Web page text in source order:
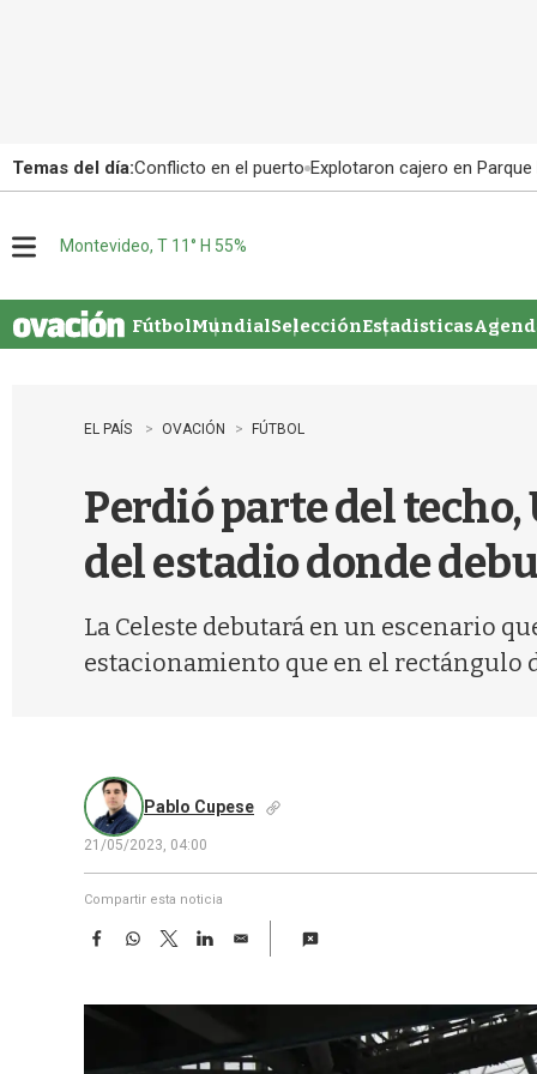
Temas del día:Conflicto en el puerto Explotaron cajero en
u
Montevideo, T 11° H 55%
FútbolMundialSelecciónEstadisticas
EL PAÍS OVACIÓN FÚTBOL
Perdió parte del
del estadio donde
La Celeste debutará en un escenario
estacionamiento que en el rectángulo
Pablo Cupese
21/05/2023, 04:00
Compartir esta noticia
F
e
W
t
T
w
t
L
k
E
i